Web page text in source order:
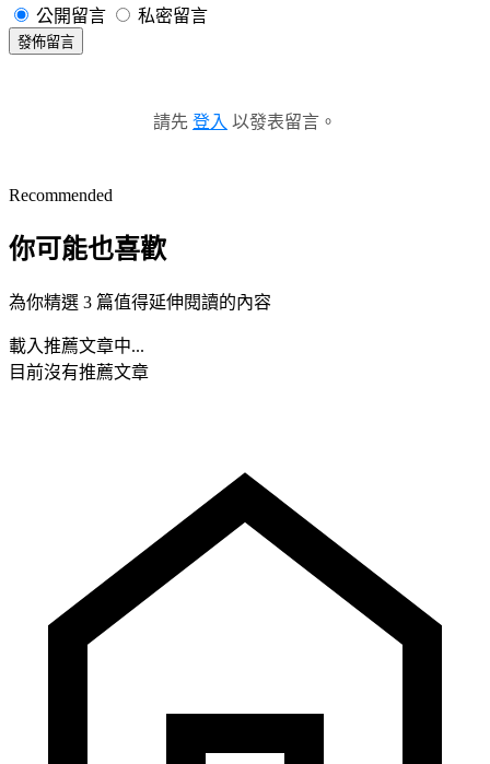
公開留言 私密留言
發佈留言
請先 登入 以發表留言。
Recommended
你可能也喜歡
為你精選 3 篇值得延伸閱讀的內容
載入推薦文章中...
目前沒有推薦文章